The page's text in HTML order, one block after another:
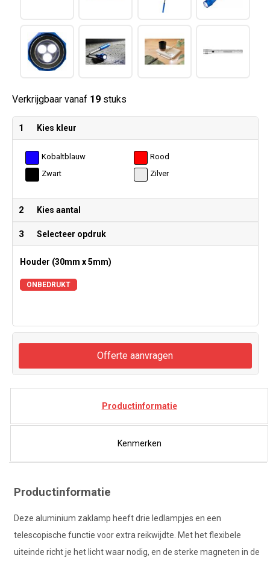
Verkrijgbaar vanaf 19stuks
1 Kies kleur
Kobaltblauw
Rood
Zwart
Zilver
2 Kies aantal
3 Selecteer opdruk
Houder (30mm x 5mm)
ONBEDRUKT
Offerte aanvragen
Productinformatie
Kenmerken
Productinformatie
Deze aluminium zaklamp heeft drie ledlampjes en een
telescopische functie voor extra reikwijdte. Met het flexibele
uiteinde richt je het licht waar nodig, en de sterke magneten in de